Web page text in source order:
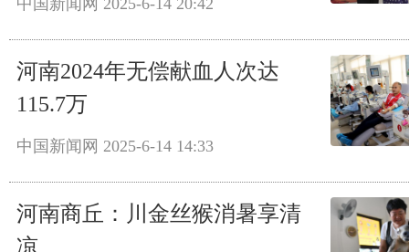
中国新闻网 2025-6-14 20:42
河南2024年无偿献血人次达
115.7万
中国新闻网 2025-6-14 14:33
河南商丘：川金丝猴消暑享清
凉